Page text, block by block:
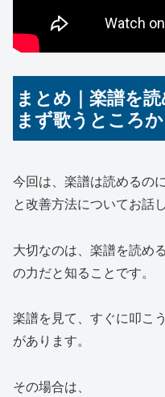
まとめ｜楽譜を
まず歌うところ
今回は、楽譜は読めるの
と改善方法についてお話
大切なのは、楽譜を読め
の力だと知ることです。
楽譜を見て、すぐに叩こ
があります。
その場合は、